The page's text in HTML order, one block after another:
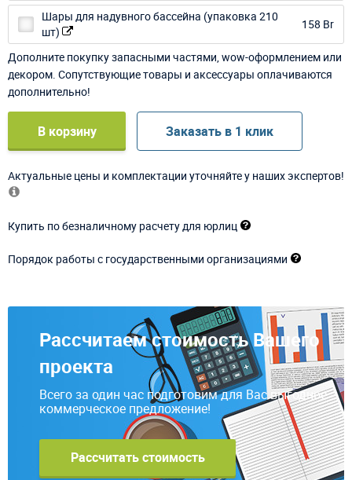
Шары для надувного бассейна (упаковка 210
шт)
158 Br
Дополните покупку запасными частями, wow-оформлением или
декором. Сопутствующие товары и аксессуары оплачиваются
дополнительно!
В корзину Заказать в 1 клик
Актуальные цены и комплектации уточняйте у наших экспертов!
Купить по безналичному расчету для юрлиц
Порядок работы с государственными организациями
Рассчитаем стоимость Вашего
проекта
Всего за один час подготовим для Вас выгодное
коммерческое предложение!
Рассчитать стоимость